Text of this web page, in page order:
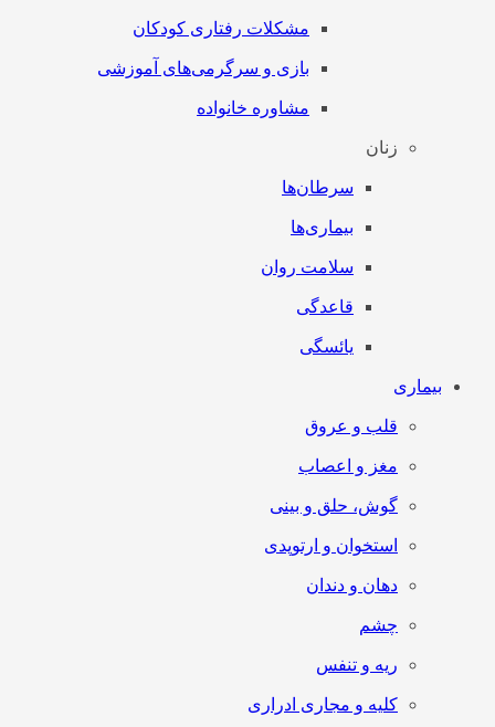
مشکلات رفتاری کودکان
بازی و سرگرمی‌های آموزشی
مشاوره خانواده
زنان
سرطان‌‌ها
بیماری‌ها
سلامت روان
قاعدگی
یائسگی
بیماری
قلب و عروق
مغز و اعصاب
گوش، حلق و بینی
استخوان و ارتوپدی
دهان و دندان
چشم
ریه و تنفس
کلیه و مجاری ادراری